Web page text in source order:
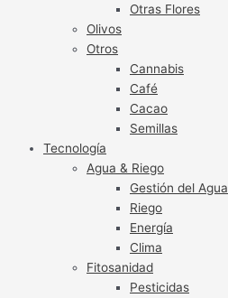
Otras Flores
Olivos
Otros
Cannabis
Café
Cacao
Semillas
Tecnología
Agua & Riego
Gestión del Agua
Riego
Energía
Clima
Fitosanidad
Pesticidas